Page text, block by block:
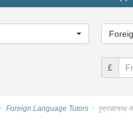
£
Foreign Language Tutors যুক্তরাজ্যের